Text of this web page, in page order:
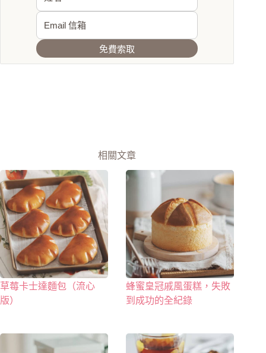
免費索取
相關文章
草莓卡士達麵包（流心
版）
蜂蜜皇冠戚風蛋糕，失敗
到成功的全紀錄